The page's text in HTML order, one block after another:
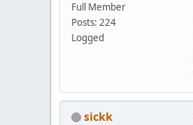
Full Member
Posts: 224
Logged
sickk